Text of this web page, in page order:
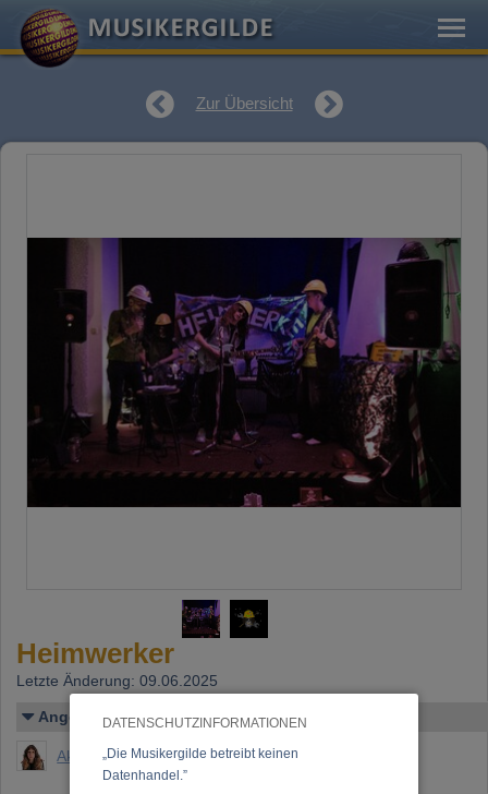
DATENSCHUTZINFORMATIONEN
„Die Musikergilde betreibt keinen
Datenhandel.”
Zur Übersicht
Heimwerker
Letzte Änderung: 09.06.2025
Angelegt von
Aki Streeter